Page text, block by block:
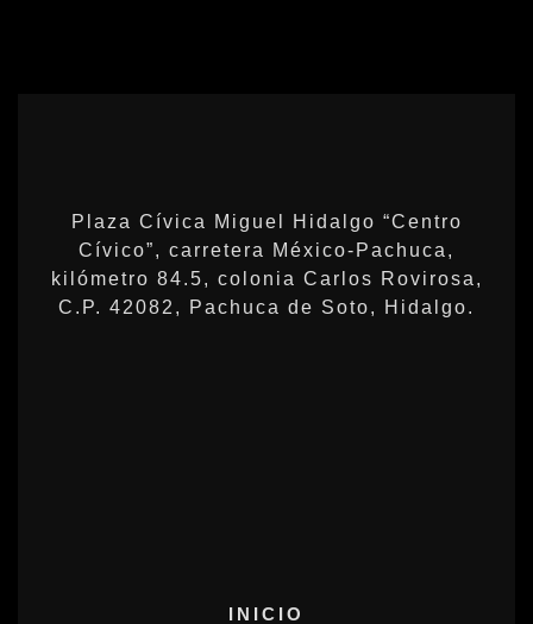
Plaza Cívica Miguel Hidalgo “Centro
Cívico”, carretera México-Pachuca,
kilómetro 84.5, colonia Carlos Rovirosa,
C.P. 42082, Pachuca de Soto, Hidalgo.
INICIO